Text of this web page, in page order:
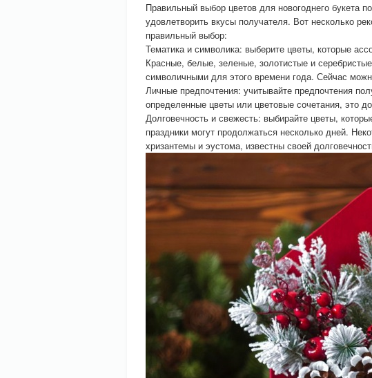
Правильный выбор цветов для новогоднего букета
удовлетворить вкусы получателя. Вот несколько
правильный выбор:
Тематика и символика: выберите цветы, которые
Красные, белые, зеленые, золотистые и
символичными для этого времени года. Сейчас
Личные предпочтения: учитывайте предпочтения
определенные цветы или цветовые сочетания, это
Долговечность и свежесть: выбирайте цветы,
праздники могут продолжаться несколько дней.
хризантемы и эустома, известны своей